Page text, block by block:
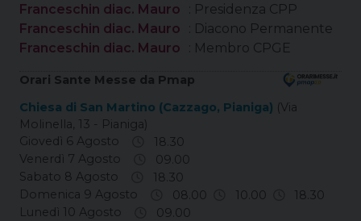
Franceschin diac. Mauro
: Presidenza CPP
Franceschin diac. Mauro
: Diacono Permanente
Franceschin diac. Mauro
: Membro CPGE
Orari Sante Messe da Pmap
Chiesa di San Martino (Cazzago, Pianiga) (Via
Molinella, 13 - Pianiga)
Giovedì 6 Agosto
18.30
Venerdì 7 Agosto
09.00
Sabato 8 Agosto
18.30
Domenica 9 Agosto
08.00 10.00
18.30
Lunedì 10 Agosto
09.00